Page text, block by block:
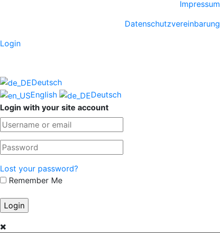
Impressum
Datenschutzvereinbarung
Login
Deutsch
English
Deutsch
Login with your site account
Lost your password?
Remember Me